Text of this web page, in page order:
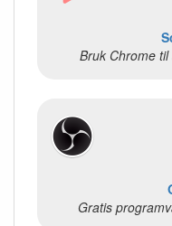
Bruk Chrome
Gratis